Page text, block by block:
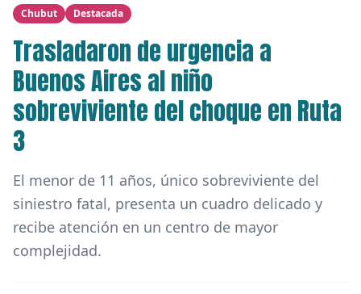
Chubut Destacada
Trasladaron de urgencia a
Buenos Aires al niño
sobreviviente del choque en Ruta
3
El menor de 11 años, único sobreviviente del
siniestro fatal, presenta un cuadro delicado y
recibe atención en un centro de mayor
complejidad.